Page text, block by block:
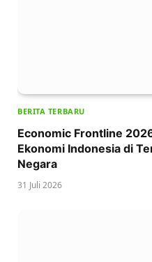
BERITA TERBARU
Economic Frontline
Ekonomi Indonesia di
Negara
31 Juli 2026